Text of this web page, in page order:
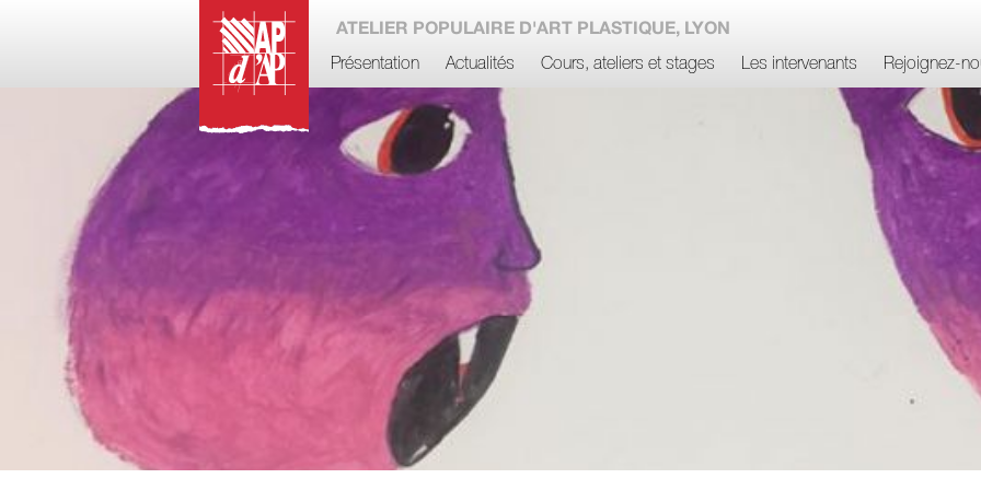
ATELIER POPULAIRE D'ART PLASTIQUE, LYON
Présentation Actualités Cours, ateliers et stages Les intervenants Rejoignez-